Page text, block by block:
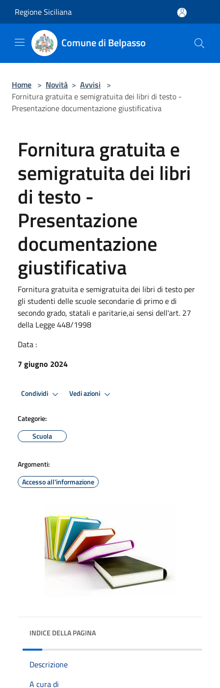
Regione Siciliana
Comune di Belpasso
Home > Novità > Avvisi >
Fornitura gratuita e semigratuita dei libri di testo -
Presentazione documentazione giustificativa
Fornitura gratuita e
semigratuita dei libri
di testo -
Presentazione
documentazione
giustificativa
Fornitura gratuita e semigratuita dei libri di testo per
gli studenti delle scuole secondarie di primo e di
secondo grado, statali e paritarie,ai sensi dell'art. 27
della Legge 448/1998
Data :
7 giugno 2024
Condividi Vedi azioni
Categorie:
Scuola
Argomenti:
Accesso all'informazione
INDICE DELLA PAGINA
Descrizione
A cura di